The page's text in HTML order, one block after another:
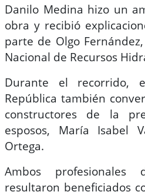
Danilo Medina hizo un
obra y recibió
parte de Olgo
Nacional de Recursos
Durante el recorrido,
República también
constructores de la
esposos, María Isabel
Ortega.
Ambos profesionales
resultaron beneficiados